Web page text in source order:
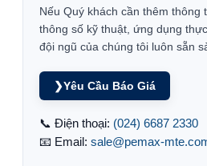
Nếu Quý khách cần thêm thông
thông số kỹ thuật, ứng dụng
đội ngũ của chúng tôi luôn sẵn
❯Yêu Cầu Báo Giá
📞 Điện thoại: (024) 6687 2330
📧 Email: sale@pemax-